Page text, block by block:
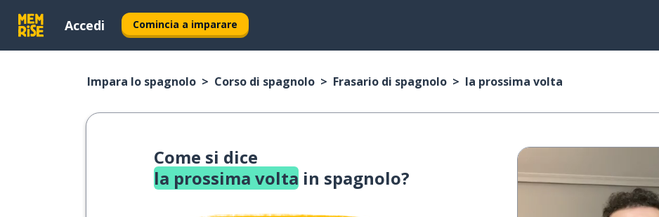
Accedi Comincia a imparare
Impara lo spagnolo Corso di spagnolo Frasario di spagnolo la prossima volta
Come si dice
la prossima volta in spagnolo?